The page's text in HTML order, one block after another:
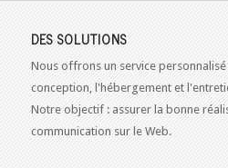
DES SOLUTIONS
Nous offrons un service
conception, l'hébergement et
Notre objectif : assurer la bonne
communication sur le Web.